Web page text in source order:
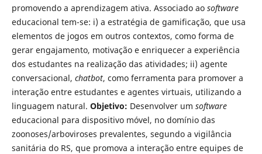
promovendo a aprendizagem ativa. Associado ao software
educacional tem-se: i) a estratégia de gamificação, que usa
elementos de jogos em outros contextos, como forma de
gerar engajamento, motivação e enriquecer a experiência
dos estudantes na realização das atividades; ii) agente
conversacional, chatbot, como ferramenta para promover a
interação entre estudantes e agentes virtuais, utilizando a
linguagem natural. Objetivo: Desenvolver um software
educacional para dispositivo móvel, no domínio das
zoonoses/arboviroses prevalentes, segundo a vigilância
sanitária do RS, que promova a interação entre equipes de